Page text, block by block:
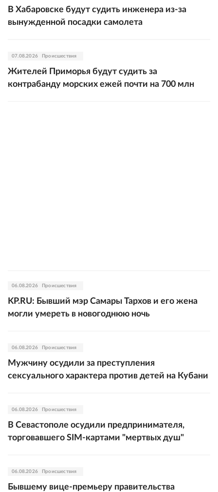
В Хабаровске будут судить инженера из-за
вынужденной посадки самолета
07.08.2026 Происшествия
Жителей Приморья будут судить за
контрабанду морских ежей почти на 700 млн
06.08.2026 Происшествия
KP.RU: Бывший мэр Самары Тархов и его жена
могли умереть в новогоднюю ночь
06.08.2026 Происшествия
Мужчину осудили за преступления
сексуального характера против детей на Кубани
06.08.2026 Происшествия
В Севастополе осудили предпринимателя,
торговавшего SIM-картами "мертвых душ"
06.08.2026 Происшествия
Бывшему вице-премьеру правительства